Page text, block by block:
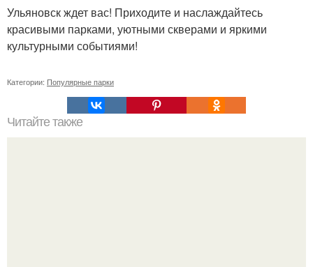
Ульяновск ждет вас! Приходите и наслаждайтесь
красивыми парками, уютными скверами и яркими
культурными событиями!
Категории: Популярные парки
Читайте также